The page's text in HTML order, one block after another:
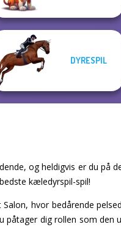
DYRESPIL
og heldigvis er du på
kæledyrspil-spil!
Salon, hvor bedårende
dig rollen som den